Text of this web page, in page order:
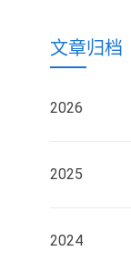
文章归档
2026
2025
2024